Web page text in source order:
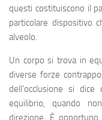
questi costituiscono il
particolare dispositivo
alveolo.
Un corpo si trova in
diverse forze
dell’occlusione si
equilibrio, quando
direzione. È